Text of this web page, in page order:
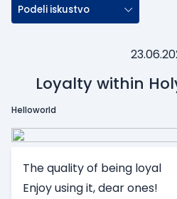
Podeli iskustvo
Loyalty within
Helloworld
The quality of being loyal
Enjoy using it, dear ones!